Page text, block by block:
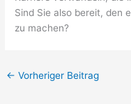
Sind Sie also bereit, den
zu machen?
← Vorheriger Beitrag